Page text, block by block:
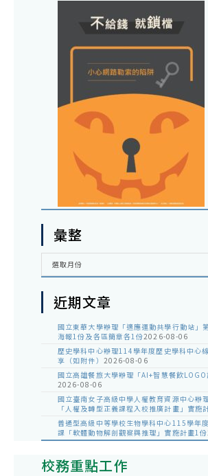
彙整
彙
選取月份
近期文章
國立東華大學辦理「適應運動共學行動站」
海報1份及各區簡章各1份2026-08-06
歷史學科中心辦理114學年度歷史學科中心
享（如附件） 2026-08-06
國立高雄餐旅大學辦理「AI+智慧餐飲
2026-08-06
國立臺南女子高級中學人權教育資源中心辦
「人權及轉型正義課程入校推廣計畫」實施
普通型高級中等學校生物學科中心115學年
課「軟體動物解剖觀察與推理」實施計畫1份
校務重點工作